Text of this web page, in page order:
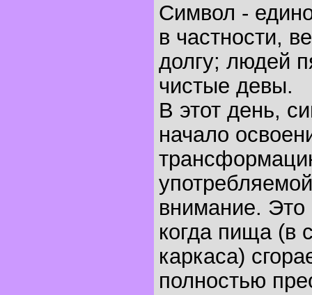
Символ -
в частности,
долгу; людей
чистые девы.
В этот день,
начало
внимание. Это
когда пища (в
каркаса)
полностью